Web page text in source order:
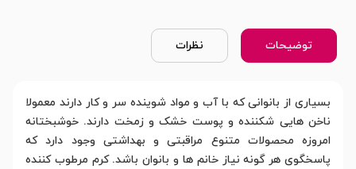
توضیحات نظرات
بسیاری از بانوانی که با آب و مواد شوینده سر و کار دارند معمولا
ناخن هایی شکننده و پوست خشک و زمخت دارند. خوشبختانه
امروزه محصولات متنوع مراقبتی و بهداشتی وجود دارد که
پاسخگوی هر گونه نیاز خانم ها و بانوان باشد. کرم مرطوب کننده